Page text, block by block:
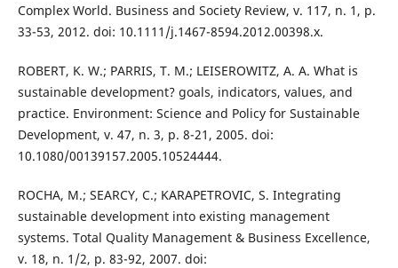
Complex World. Business and Society Review, v. 117, n. 1, p.
33-53, 2012. doi: 10.1111/j.1467-8594.2012.00398.x.
ROBERT, K. W.; PARRIS, T. M.; LEISEROWITZ, A. A. What is
sustainable development? goals, indicators, values, and
practice. Environment: Science and Policy for Sustainable
Development, v. 47, n. 3, p. 8-21, 2005. doi:
10.1080/00139157.2005.10524444.
ROCHA, M.; SEARCY, C.; KARAPETROVIC, S. Integrating
sustainable development into existing management
systems. Total Quality Management & Business Excellence,
v. 18, n. 1/2, p. 83-92, 2007. doi: